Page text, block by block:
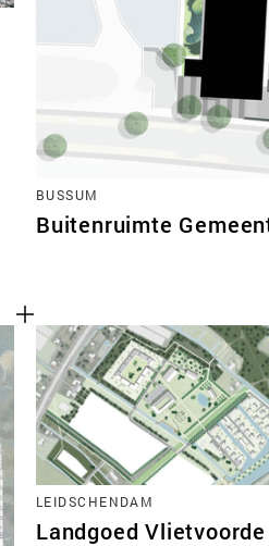
BUSSUM
Buitenruimte
LEIDSCHENDAM
Landgoed Vlietvoorde